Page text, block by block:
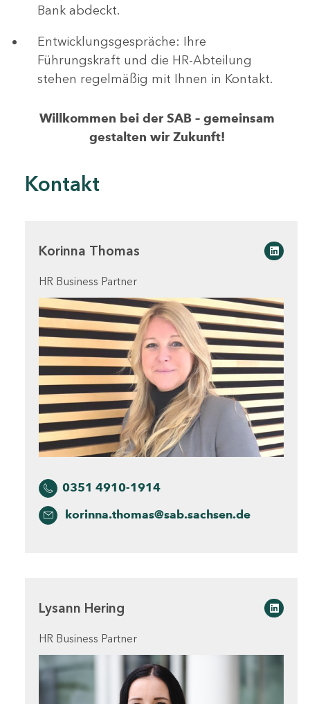
Bank abdeckt.
Entwicklungsgespräche: Ihre
Führungskraft und die HR-Abteilung
stehen regelmäßig mit Ihnen in Kontakt.
Willkommen bei der SAB – gemeinsam
gestalten wir Zukunft!
Kontakt
Korinna Thomas
HR Business Partner
0351 4910-1914
korinna.thomas@sab.sachsen.de
Lysann Hering
HR Business Partner